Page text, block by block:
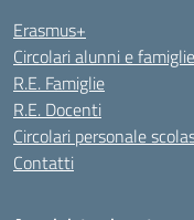
Erasmus+
Circolari alunni e famiglie
R.E. Famiglie
R.E. Docenti
Circolari personale
Contatti